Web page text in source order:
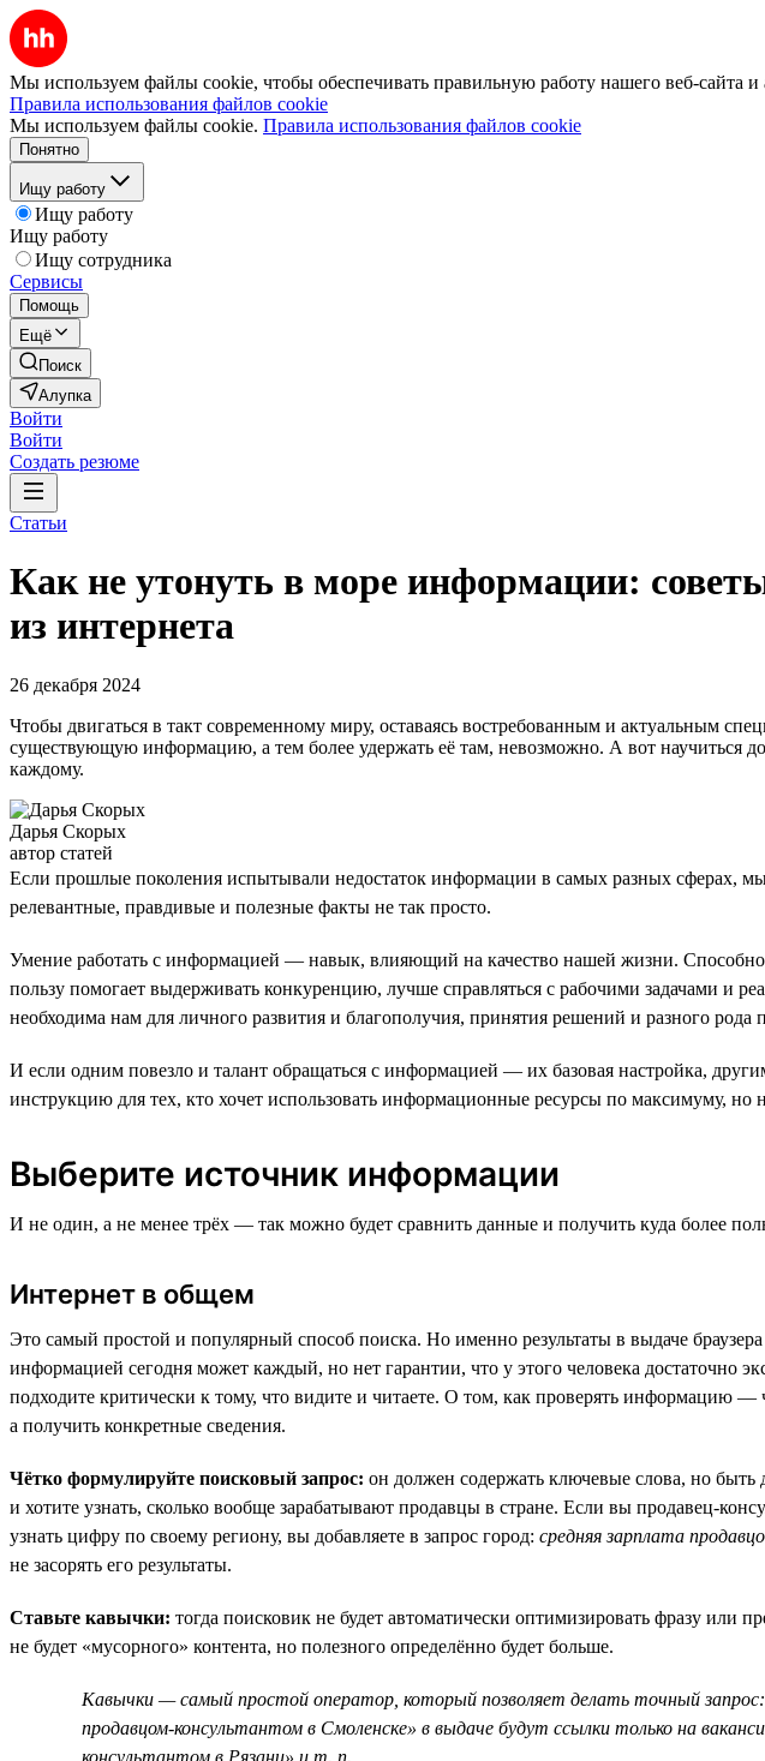
Мы используем файлы cookie, чтобы обеспечивать правильную работу нашего веб-сайта и
Правила использования файлов cookie
Мы используем файлы cookie. Правила использования файлов cookie
Понятно
Ищу работу
Ищу работу
Ищу работу
Ищу сотрудника
Сервисы
Помощь
Ещё
Поиск
Алупка
Войти
Войти
Создать резюме
Статьи
Как не утонуть в море информации:
из интернета
26 декабря 2024
Чтобы двигаться в такт современному миру, оставаясь востребованным и актуальным
существующую информацию, а тем более удержать её там, невозможно. А вот научиться
каждому.
Дарья Скорых
автор статей
Если прошлые поколения испытывали недостаток информации в самых разных сферах, мы
релевантные, правдивые и полезные факты не так просто.
Умение работать с информацией — навык, влияющий на качество нашей жизни.
пользу помогает выдерживать конкуренцию, лучше справляться с рабочими задачами и
необходима нам для личного развития и благополучия, принятия решений и разного рода
И если одним повезло и талант обращаться с информацией — их базовая настройка,
инструкцию для тех, кто хочет использовать информационные ресурсы по максимуму, но
Выберите источник информации
И не один, а не менее трёх — так можно будет сравнить данные и получить куда более
Интернет в общем
Это самый простой и популярный способ поиска. Но именно результаты в выдаче
информацией сегодня может каждый, но нет гарантии, что у этого человека достаточно
подходите критически к тому, что видите и читаете. О том, как проверять информацию
а получить конкретные сведения.
Чётко формулируйте поисковый запрос: он должен содержать ключевые слова, но
и хотите узнать, сколько вообще зарабатывают продавцы в стране. Если вы продавец-
узнать цифру по своему региону, вы добавляете в запрос город: средняя зарплата
не засорять его результаты.
Ставьте кавычки: тогда поисковик не будет автоматически оптимизировать фразу или
не будет «мусорного» контента, но полезного определённо будет больше.
Кавычки — самый простой оператор, который позволяет делать точный
продавцом-консультантом в Смоленске» в выдаче будут ссылки только на
консультантом в Рязани» и т. п.